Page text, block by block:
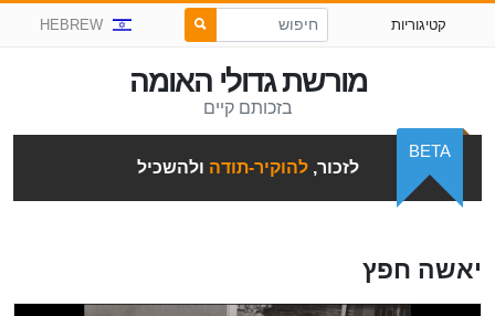
קטיגוריות HEBREW
מורשת גדולי האומה
בזכותם קיים
לזכור,להוקיר-תודה ולהשכיל
BETA
יאשה חפץ